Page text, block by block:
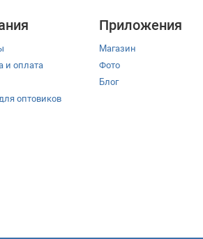
и оплата
оптовиков
Приложения
Магазин
Фото
Блог